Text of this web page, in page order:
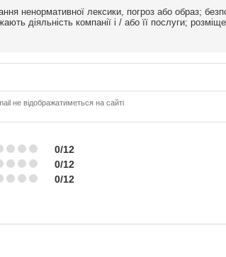
ненормативної лексики, погроз або образ;
діяльність компанії і / або її послуги;
не відображатиметься на сайті
0/12
0/12
0/12